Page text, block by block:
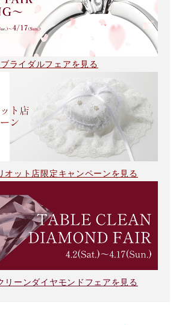
ブライダルフェアを見る
オット店限定キャンペーンを見る
リーンダイヤモンドフェアを見る